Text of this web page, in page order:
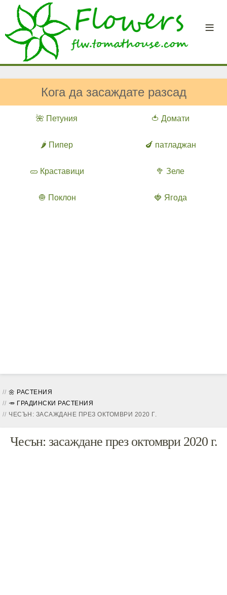
Кога да засаждате разсад
🌺 Петуния 🍅 Домати
🌶️ Пипер 🍆 патладжан
🥒 Краставици 🥦 Зеле
🧅 Поклон 🍓 Ягода
🌼 РАСТЕНИЯ
🥕 ГРАДИНСКИ РАСТЕНИЯ
ЧЕСЪН: ЗАСАЖДАНЕ ПРЕЗ ОКТОМВРИ 2020 Г.
Чесън: засаждане през октомври 2020 г.